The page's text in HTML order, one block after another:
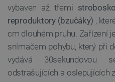
vybaven až třemi
reproduktory (bzučáky) ,
cm dlouhém pruhu. Zařízení
snímačem pohybu, který při
vydává 30sekundovou
odstrašujících a oslepujících